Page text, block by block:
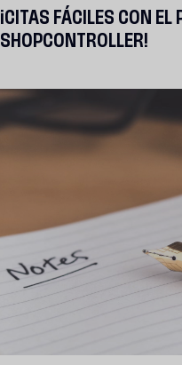
¡CITAS FÁCILES CON EL
SHOPCONTROLLER!